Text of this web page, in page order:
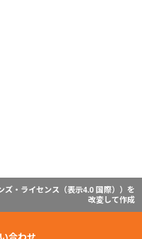
ズ・ライセンス（表示4.0 国際） ）を
改変して作成